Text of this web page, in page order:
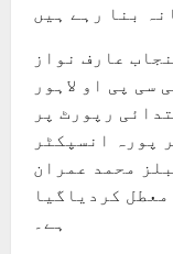
بنا رہے ہیں
عارف نواز
سی پی او لاہور
رپورٹ پر
پورہ انسپکٹر
محمد عمران
کردیاگیا
ہے۔